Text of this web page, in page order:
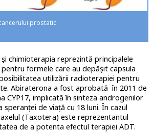
prostatic
și chimioterapia reprezintă principalele
formele care au depășit capsula
utilizării radioterapiei pentru
Abiraterona a fost aprobată în 2011 de
CYP17, implicată în sinteza androgenilor
de viață cu 18 luni. În cazul
(Taxotera) este reprezentantul
de a potenta efectul terapiei ADT.